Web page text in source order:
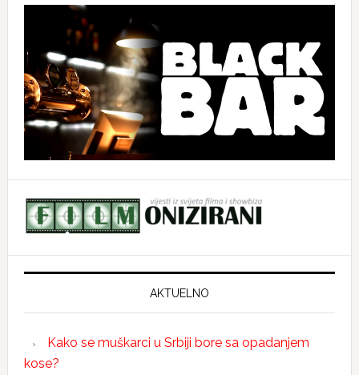
AKTUELNO
Kako se muškarci u Srbiji bore sa opadanjem
kose?